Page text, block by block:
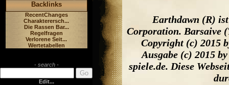
Backlinks
RecentChanges
Charakterersch...
Die Rassen Bar...
Regelfragen
Verlorene Seit...
Wertetabellen
- search -
Edit...
Earthdawn (R)
Corporation. Barsaive
Copyright (c) 2015
Ausgabe (c) 2015
spiele.de. Diese